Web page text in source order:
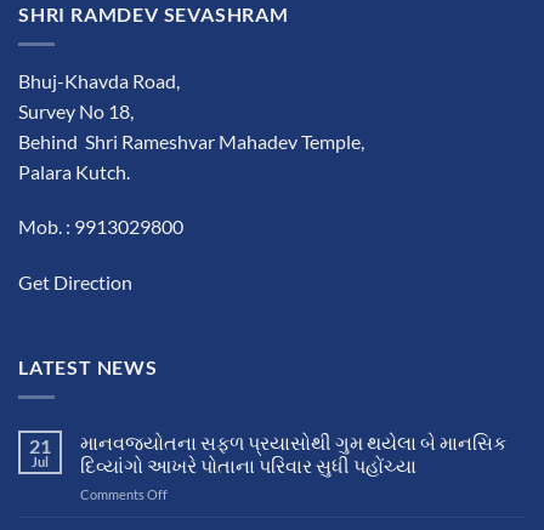
SHRI RAMDEV SEVASHRAM
Bhuj-Khavda Road,
Survey No 18,
Behind Shri Rameshvar Mahadev Temple,
Palara Kutch.
Mob. : 9913029800
Get Direction
LATEST NEWS
21
Jul
માનવજ્યોતના સફળ પ્રયાસોથી ગુમ થયેલા બે માનસિક
દિવ્યાંગો આખરે પોતાના પરિવાર સુધી પહોંચ્યા
Comments Offon